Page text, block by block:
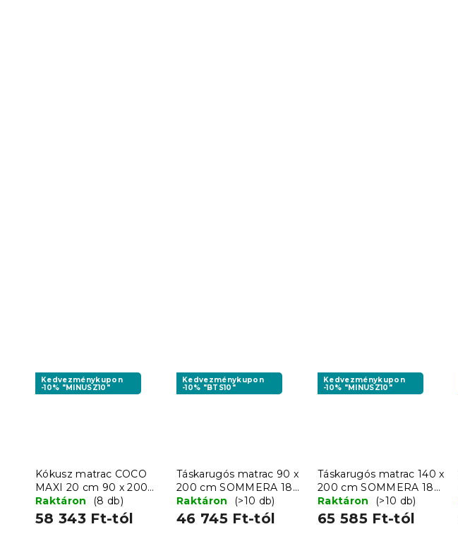
Kedvezménykupon
-10% "MINUSZ10"
Kókusz matrac COCO
MAXI 20 cm 90 x 200
cm
Raktáron (8 db)
58 343 Ft-tól
Kedvezménykupon
-10% "BTS10"
Táskarugós matrac 90 x
200 cm SOMMERA 18
cm
Raktáron (>10 db)
46 745 Ft-tól
Kedvezménykupon
-10% "MINUSZ10"
Táskarugós matrac 140 x
200 cm SOMMERA 18
cm
Raktáron (>10 db)
65 585 Ft-tól